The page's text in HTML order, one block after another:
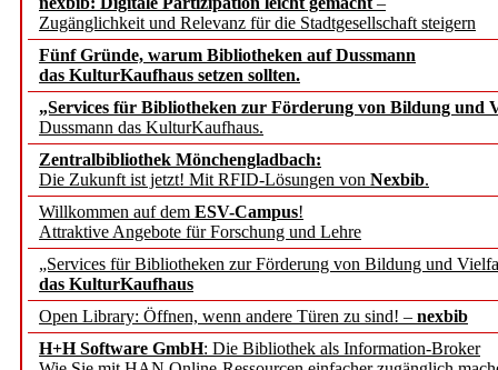
Zugänglichkeit und Relevanz für die Stadtgesellschaft steigern
Fünf Gründe, warum Bibliotheken auf Dussmann
das KulturKaufhaus setzen sollten.
„Services für Bibliotheken zur Förderung von Bildung und
Dussmann das KulturKaufhaus.
Zentralbibliothek Mönchengladbach:
Die Zukunft ist jetzt! Mit RFID-Lösungen von Nexbib.
Willkommen auf dem ESV-Campus!
Attraktive Angebote für Forschung und Lehre
„Services für Bibliotheken zur Förderung von Bildung und
das KulturKaufhaus
Open Library: Öffnen, wenn andere Türen zu sind! – nexbib
H+H Software GmbH: Die Bibliothek als Information-Broker
Erfolgreiches erstes
Segment Research –
angepasst
konstruktiv!
Mohr Siebeck
und die Zeitschrift für